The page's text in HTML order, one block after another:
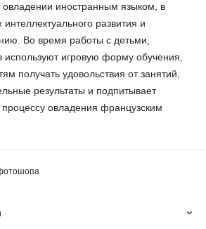
овладении иностранным языком, в
развития и
Во время работы с детьми,
используют игровую форму обучения,
получать удовольствия от занятий,
результаты и подпитывает
процессу овладения французским